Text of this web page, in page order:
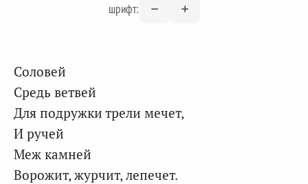
шрифт:
Соловей
Средь ветвей
Для подружки трели мечет,
И ручей
Меж камней
Ворожит, журчит, лепечет.